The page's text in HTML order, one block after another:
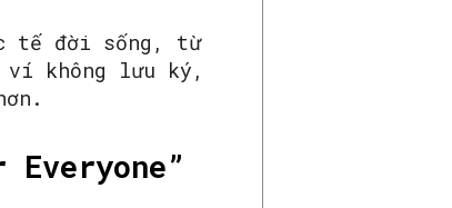
tế đời sống, từ
ví không lưu ký,